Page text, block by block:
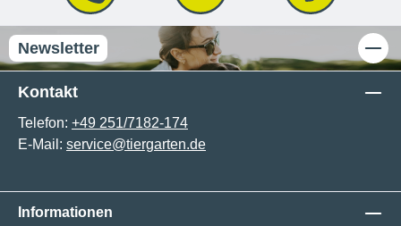
Newsletter
Kontakt
Telefon: +49 251/7182-174
E-Mail: service@tiergarten.de
Informationen